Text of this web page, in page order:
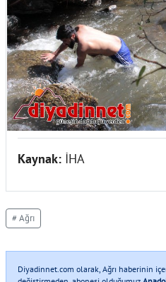
Kaynak: İHA
# Ağrı
Diyadinnet.com olarak, Ağrı haberinin